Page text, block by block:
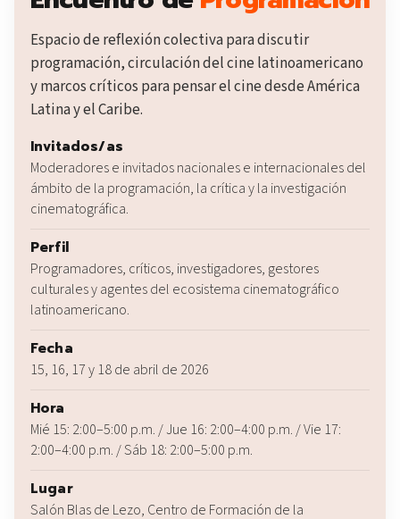
Espacio de reflexión colectiva para discutir
programación, circulación del cine latinoamericano
y marcos críticos para pensar el cine desde América
Latina y el Caribe.
Invitados/as
Moderadores e invitados nacionales e internacionales del
ámbito de la programación, la crítica y la investigación
cinematográfica.
Perfil
Programadores, críticos, investigadores, gestores
culturales y agentes del ecosistema cinematográfico
latinoamericano.
Fecha
15, 16, 17 y 18 de abril de 2026
Hora
Mié 15: 2:00–5:00 p.m. / Jue 16: 2:00–4:00 p.m. / Vie 17:
2:00–4:00 p.m. / Sáb 18: 2:00–5:00 p.m.
Lugar
Salón Blas de Lezo, Centro de Formación de la